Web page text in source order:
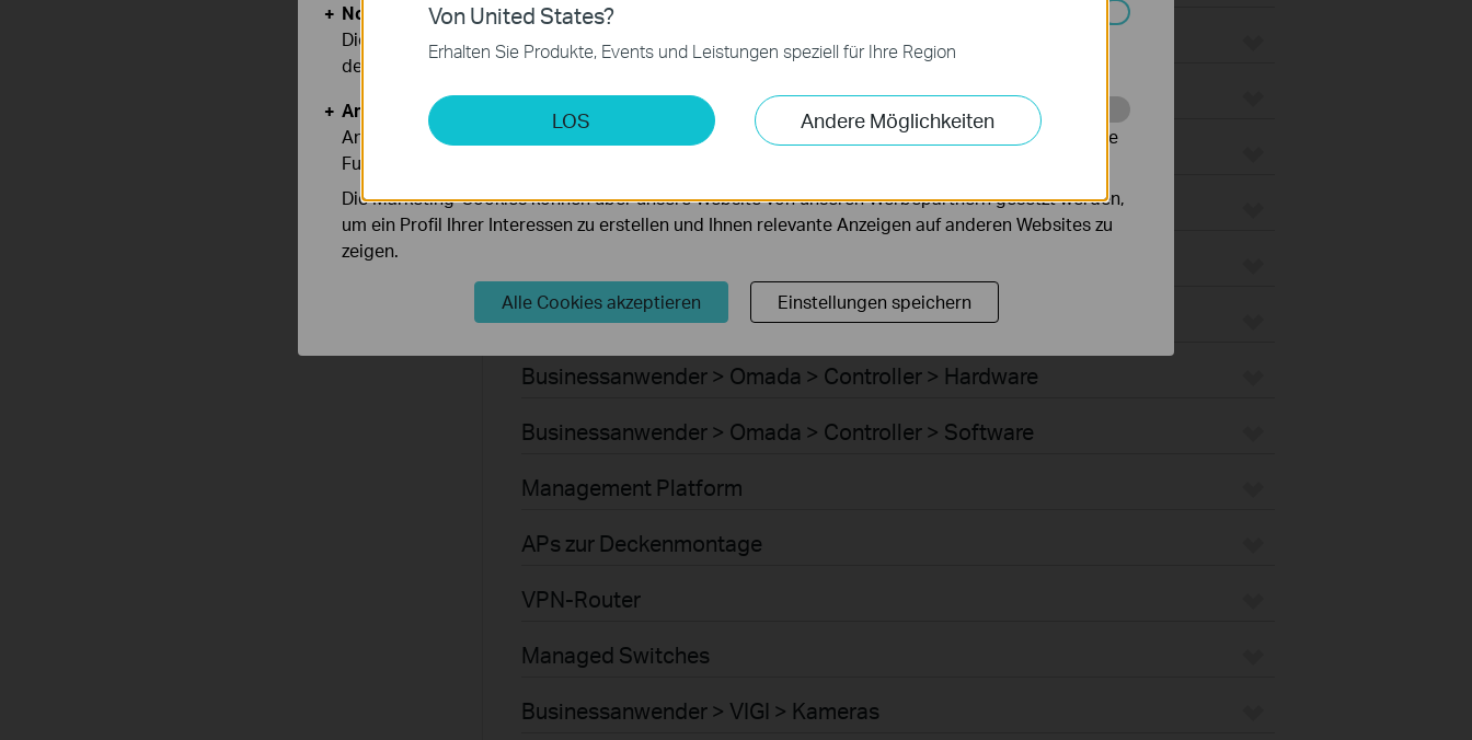
Businessanwender > Omada > Router > Wired Gateways
Businessanwender > Omada > Router > WiFi Gateways
Businessanwender > Omada > Router > 4G/5G WiFi Gateways
Businessanwender > Omada > Router > Integrated Gateways
Businessanwender > Omada > Controller > Cloud-Based
Businessanwender > Omada > Controller > Hardware
Businessanwender > Omada > Controller > Software
Management Platform
APs zur Deckenmontage
VPN-Router
Managed Switches
Businessanwender > VIGI > Kameras
Von United States?
Erhalten Sie Produkte, Events und Leistungen speziell für Ihre Region
LOS Andere Möglichkeiten
Notwendige Cookies
Diese Cookies sind zur Funktion der Website erforderlich und können in Ihren Systemen nicht
deaktiviert werden.
Analyse- und Marketing-Cookies
Analyse-Cookies ermöglichen es uns, Ihre Aktivitäten auf unserer Website zu analysieren, um die
Funktionsweise unserer Website zu verbessern und anzupassen.
Die Marketing-Cookies können über unsere Website von unseren Werbepartnern gesetzt werden,
um ein Profil Ihrer Interessen zu erstellen und Ihnen relevante Anzeigen auf anderen Websites zu
zeigen.
Alle Cookies akzeptieren Einstellungen speichern